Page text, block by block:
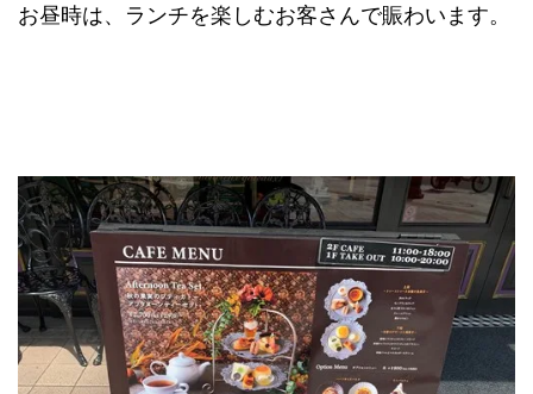
お昼時は、ランチを楽しむお客さんで賑わいます。